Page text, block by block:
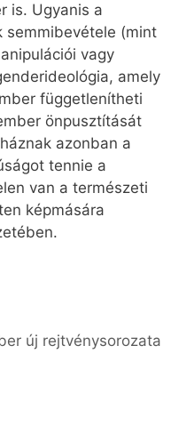
is. Ugyanis a
semmibevétele (mint
vagy
amely
függetlenítheti
önpusztítását
azonban a
tennie a
van a természeti
képmására
új rejtvénysorozata